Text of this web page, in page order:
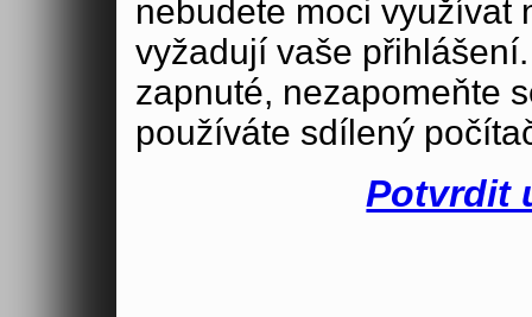
nebudete moci využívat
vyžadují vaše
zapnuté, nezapomeňte
používáte sdílený
Potvrdit